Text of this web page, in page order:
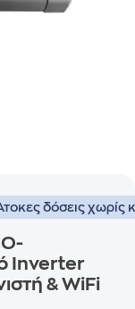
δόσεις χωρίς
Inverter
& WiFi